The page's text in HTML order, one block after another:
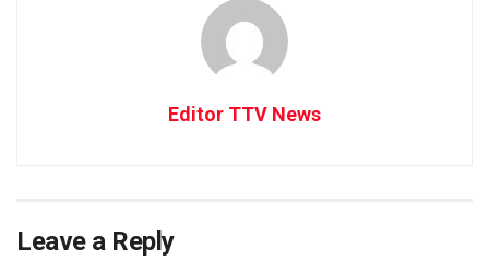
Editor TTV News
Leave a Reply